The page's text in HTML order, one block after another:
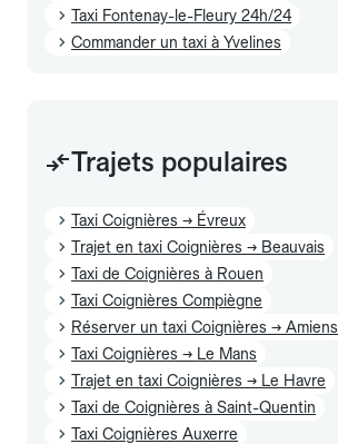
Taxi Fontenay-le-Fleury 24h/24
Commander un taxi à Yvelines
Trajets populaires
Taxi Coignières → Évreux
Trajet en taxi Coignières → Beauvais
Taxi de Coignières à Rouen
Taxi Coignières Compiègne
Réserver un taxi Coignières → Amiens
Taxi Coignières → Le Mans
Trajet en taxi Coignières → Le Havre
Taxi de Coignières à Saint-Quentin
Taxi Coignières Auxerre